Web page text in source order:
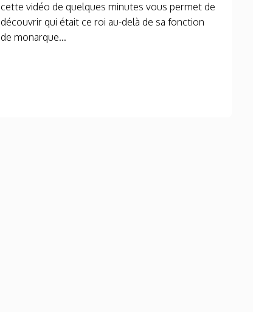
cette vidéo de quelques minutes vous permet de
découvrir qui était ce roi au-delà de sa fonction
de monarque...